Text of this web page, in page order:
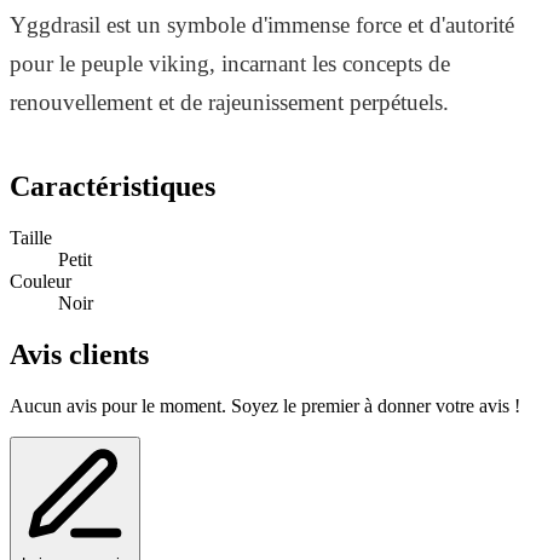
Yggdrasil est un symbole d'immense force et d'autorité
pour le peuple viking, incarnant les concepts de
renouvellement et de rajeunissement perpétuels.
La petite taille de ce tattoo éphémère Yggdrasil arbre de
à l'endroit de ton choix.
Caractéristiques
Taille
Petit
Couleur
Noir
Avis clients
Aucun avis pour le moment. Soyez le premier à donner votre avis !